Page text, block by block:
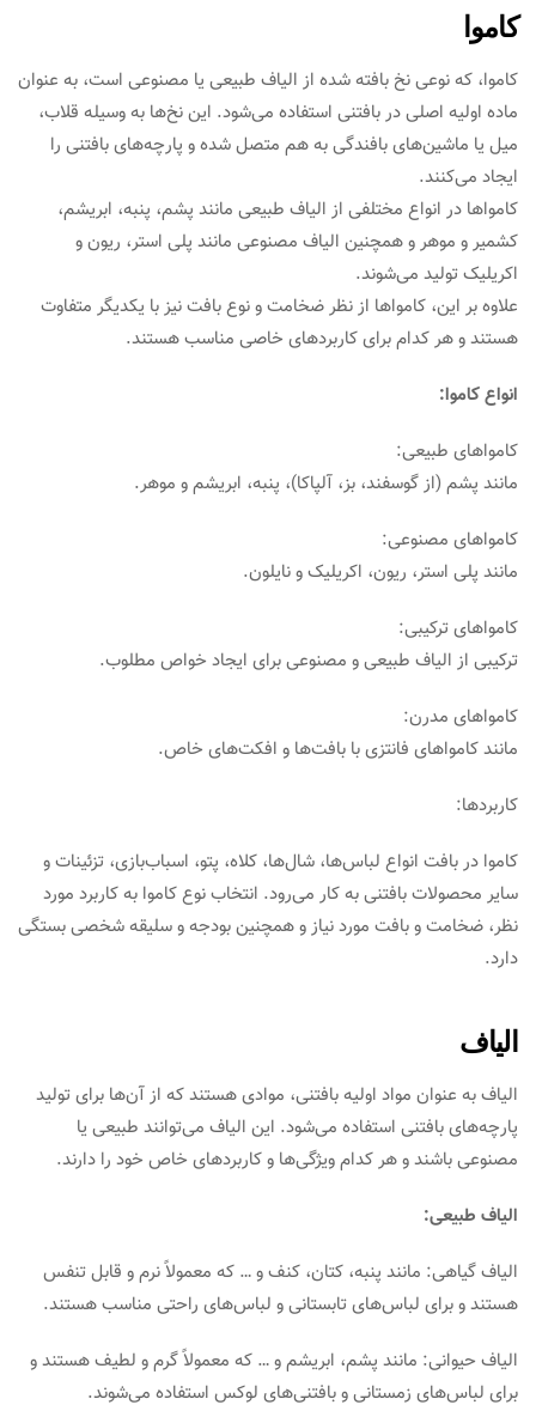
کاموا
کاموا، که نوعی نخ بافته شده از الیاف طبیعی یا مصنوعی است، به عنوان
ماده اولیه اصلی در بافتنی استفاده می‌شود. این نخ‌ها به وسیله قلاب،
میل یا ماشین‌های بافندگی به هم متصل شده و پارچه‌های بافتنی را
ایجاد می‌کنند.
کامواها در انواع مختلفی از الیاف طبیعی مانند پشم، پنبه، ابریشم،
کشمیر و موهر و همچنین الیاف مصنوعی مانند پلی استر، ریون و
اکریلیک تولید می‌شوند.
علاوه بر این، کامواها از نظر ضخامت و نوع بافت نیز با یکدیگر متفاوت
هستند و هر کدام برای کاربردهای خاصی مناسب هستند.
انواع کاموا:
کامواهای طبیعی:
مانند پشم (از گوسفند، بز، آلپاکا)، پنبه، ابریشم و موهر.
کامواهای مصنوعی:
مانند پلی استر، ریون، اکریلیک و نایلون.
کامواهای ترکیبی:
ترکیبی از الیاف طبیعی و مصنوعی برای ایجاد خواص مطلوب.
کامواهای مدرن:
مانند کامواهای فانتزی با بافت‌ها و افکت‌های خاص.
کاربردها:
کاموا در بافت انواع لباس‌ها، شال‌ها، کلاه، پتو، اسباب‌بازی، تزئینات و
سایر محصولات بافتنی به کار می‌رود. انتخاب نوع کاموا به کاربرد مورد
نظر، ضخامت و بافت مورد نیاز و همچنین بودجه و سلیقه شخصی بستگی
دارد.
الیاف
الیاف به عنوان مواد اولیه بافتنی، موادی هستند که از آن‌ها برای تولید
پارچه‌های بافتنی استفاده می‌شود. این الیاف می‌توانند طبیعی یا
مصنوعی باشند و هر کدام ویژگی‌ها و کاربردهای خاص خود را دارند.
الیاف طبیعی:
الیاف گیاهی: مانند پنبه، کتان، کنف و … که معمولاً نرم و قابل تنفس
هستند و برای لباس‌های تابستانی و لباس‌های راحتی مناسب هستند.
الیاف حیوانی: مانند پشم، ابریشم و … که معمولاً گرم و لطیف هستند و
برای لباس‌های زمستانی و بافتنی‌های لوکس استفاده می‌شوند.